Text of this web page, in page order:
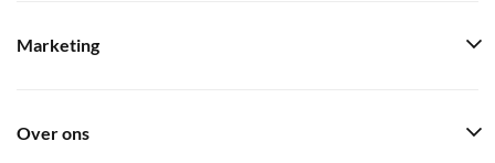
Marketing
Over ons